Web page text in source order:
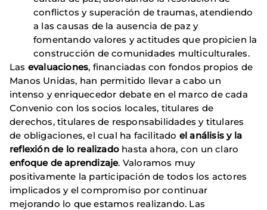
conflictos y superación de traumas, atendiendo
a las causas de la ausencia de paz y
fomentando valores y actitudes que propicien la
construcción de comunidades multiculturales.
Las evaluaciones, financiadas con fondos propios de
Manos Unidas, han permitido llevar a cabo un
intenso y enriquecedor debate en el marco de cada
Convenio con los socios locales, titulares de
derechos, titulares de responsabilidades y titulares
de obligaciones, el cual ha facilitado el análisis y la
reflexión de lo realizado hasta ahora, con un claro
enfoque de aprendizaje. Valoramos muy
positivamente la participación de todos los actores
implicados y el compromiso por continuar
mejorando lo que estamos realizando. Las